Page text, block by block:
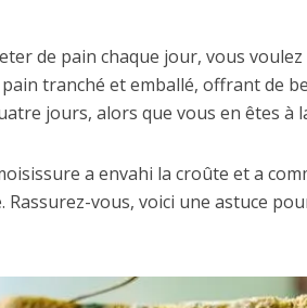
de pain chaque jour, vous
tranché et emballé, offrant de
jours, alors que vous en êtes à
a envahi la croûte et a
Rassurez-vous, voici une astuce